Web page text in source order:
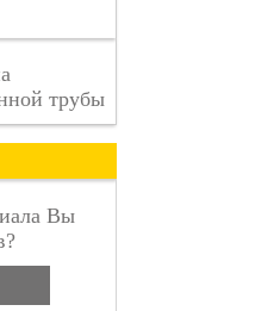
деталь
трубы
Вы